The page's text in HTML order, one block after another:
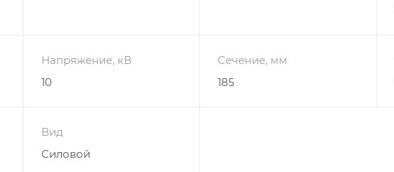
Напряжение, кВ
10
Сечение, мм
185
Вид
Силовой